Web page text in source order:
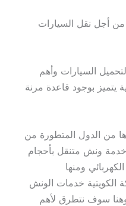
من أجل نقل السيارات
السيارات وأهم
بوجود قاعدة مرنة
من الدول المتطورة من
خدمة ونش متنقل بأحجام
ومنها
الكويتية خدمات الونش
سوف نتطرق لأهم